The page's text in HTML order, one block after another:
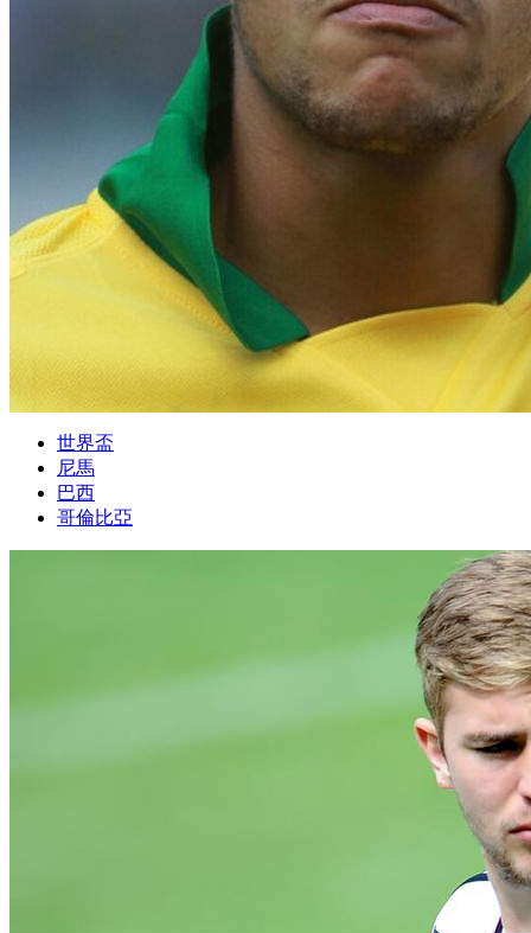
世界盃
尼馬
巴西
哥倫比亞